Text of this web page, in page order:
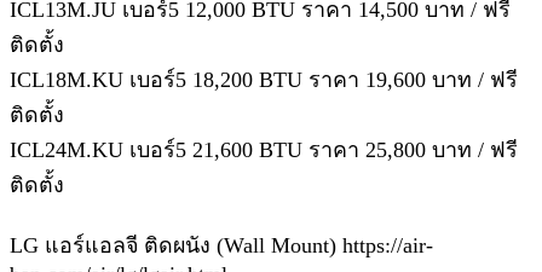
ICL13M.JU เบอร์5 12,000 BTU ราคา 14,500 บาท / ฟรี
ติดตั้ง
ICL18M.KU เบอร์5 18,200 BTU ราคา 19,600 บาท / ฟรี
ติดตั้ง
ICL24M.KU เบอร์5 21,600 BTU ราคา 25,800 บาท / ฟรี
ติดตั้ง
LG แอร์แอลจี ติดผนัง (Wall Mount) https://air-